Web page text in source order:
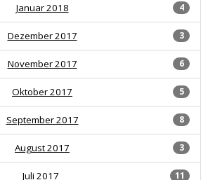
4
Januar 2018
3
Dezember 2017
6
November 2017
5
Oktober 2017
8
September 2017
3
August 2017
11
Juli 2017